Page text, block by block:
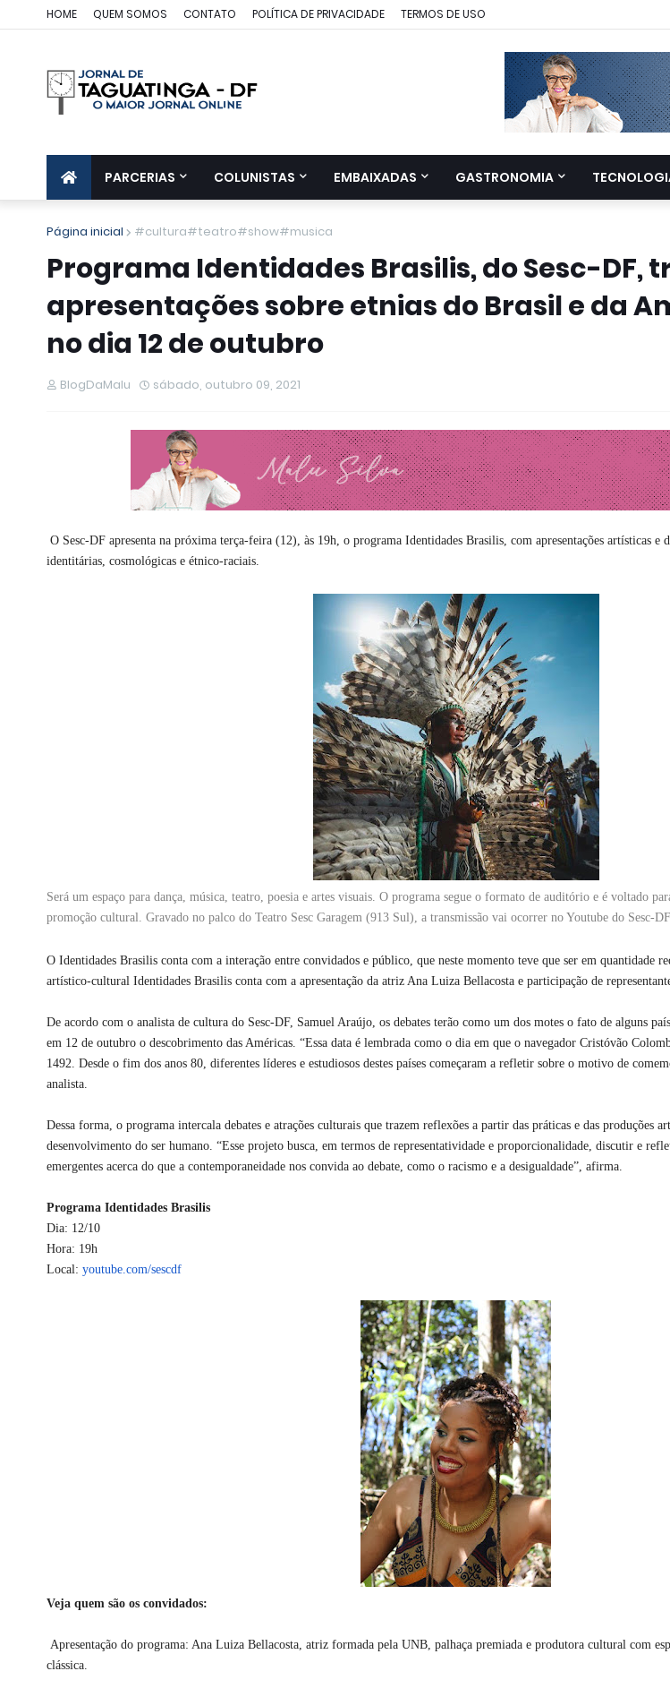
HOME QUEM SOMOS CONTATO POLÍTICA DE PRIVACIDADE TERMOS DE USO
PARCERIAS COLUNISTAS EMBAIXADAS GASTRONOMIA
Página inicial #cultura#teatro#show#musica
Programa Identidades Brasilis, do Sesc-DF,
apresentações sobre etnias do Brasil e da
no dia 12 de outubro
BlogDaMalu sábado, outubro 09, 2021
O Sesc-DF apresenta na próxima terça-feira (12), às 19h, o programa Identidades Brasilis, com apresentações artísticas e
identitárias, cosmológicas e étnico-raciais.
Será um espaço para dança, música, teatro, poesia e artes visuais. O programa segue o formato de auditório e é voltado
promoção cultural. Gravado no palco do Teatro Sesc Garagem (913 Sul), a transmissão vai ocorrer no Youtube do Sesc-
O Identidades Brasilis conta com a interação entre convidados e público, que neste momento teve que ser em quantidade
artístico-cultural Identidades Brasilis​ conta com a apresentação da atriz Ana Luiza Bellacosta e participação de
De acordo com o analista de cultura do Sesc-DF, Samuel Araújo, os debates terão como um dos motes o fato de alguns
em 12 de outubro o descobrimento das Américas. “Essa data é lembrada como o dia em que o navegador Cristóvão
1492. Desde o fim dos anos 80, diferentes líderes e estudiosos destes países começaram a refletir sobre o motivo de
analista.
Dessa forma, o programa intercala debates e atrações culturais que trazem reflexões a partir das práticas e das produções
desenvolvimento do ser humano. “Esse projeto busca, em termos de representatividade e proporcionalidade, discutir e
emergentes acerca do que a contemporaneidade nos convida ao debate, como o racismo e a desigualdade”, afirma.
Programa Identidades Brasilis
Dia: 12/10
Hora: 19h
Local: youtube.com/sescdf
Veja quem são os convidados:
Apresentação do programa: Ana Luiza Bellacosta, atriz formada pela UNB, palhaça premiada e produtora cultural com
clássica.